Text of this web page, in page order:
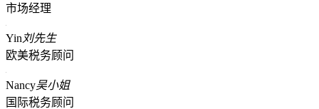
市场经理
Yin 刘先生
欧美税务顾问
Nancy吴小姐
国际税务顾问